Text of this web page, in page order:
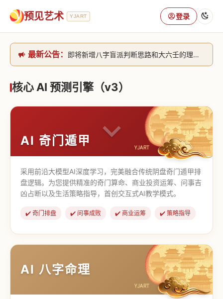
预见艺术 YJART 登录
最新公告：
即将新增八字盲派判断思路和大六壬的理气+取像判断思路。[内侧中，捐赠会员可用]2026/6/30
网站升级完成，升级全模块的算法，限时开放用户注册。2026/6/27
核心 AI 预测引擎（v3）
AI 奇门遁甲
采用前沿大模型AI深度学习，完美融合传统阴盘奇门遁甲排
盘逻辑。为您提供精准的奇门算命、商业投资运筹、问事吉
凶占断以及生活策略指导，首创交互式AI教学模式。
✔️ 奇门排盘 ✔️ 问事成败 ✔️ 商业运筹 ✔️ 策略指导
【道家奇门】 【传统奇门】
AI 八字命理